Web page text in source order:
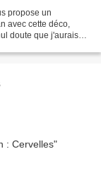
propose un
avec cette déco,
doute que j'aurais